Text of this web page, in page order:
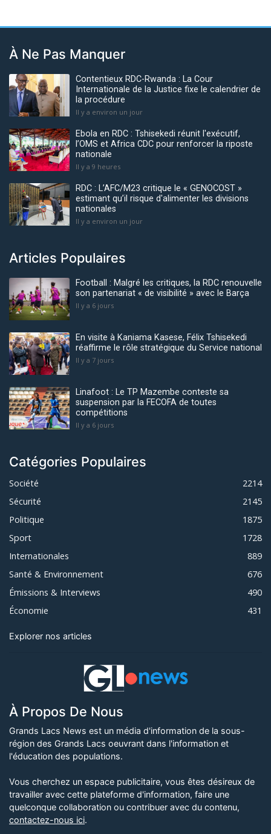
À Ne Pas Manquer
Contentieux RDC-Rwanda : La Cour
Internationale de la Justice fixe le calendrier de
la procédure
Il y a environ un jour
Ebola en RDC : Tshisekedi réunit l'exécutif,
l’OMS et Africa CDC pour renforcer la riposte
nationale
Il y a 9 heures
RDC : L’AFC/M23 critique le « GENOCOST »
estimant qu’il risque d'alimenter les divisions
nationales
Il y a environ un jour
Articles Populaires
Football : Malgré les critiques, la RDC renouvelle
son partenariat « de visibilité » avec le Barça
Il y a 6 jours
En visite à Kaniama Kasese, Félix Tshisekedi
réaffirme le rôle stratégique du Service national
Il y a 7 jours
Linafoot : Le TP Mazembe conteste sa
suspension par la FECOFA de toutes
compétitions
Il y a 6 jours
Catégories Populaires
Société
2214
Sécurité
2145
Politique
1875
Sport
1728
Internationales
889
Santé & Environnement
676
Émissions & Interviews
490
Économie
431
Explorer nos articles
À Propos De Nous
Grands Lacs News est un média d'information de la sous-
région des Grands Lacs oeuvrant dans l'information et
l'éducation des populations.
Vous cherchez un espace publicitaire, vous êtes désireux de
travailler avec cette plateforme d'information, faire une
quelconque collaboration ou contribuer avec du contenu,
contactez-nous ici.